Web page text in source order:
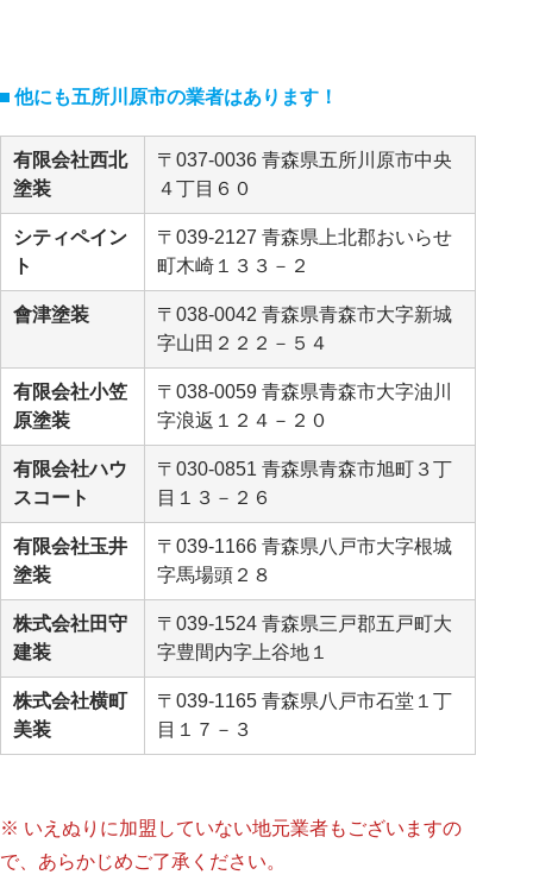
他にも五所川原市の業者はあります！
有限会社西北
塗装
〒037-0036 青森県五所川原市中央
４丁目６０
シティペイン
ト
〒039-2127 青森県上北郡おいらせ
町木崎１３３－２
會津塗装
〒038-0042 青森県青森市大字新城
字山田２２２－５４
有限会社小笠
原塗装
〒038-0059 青森県青森市大字油川
字浪返１２４－２０
有限会社ハウ
スコート
〒030-0851 青森県青森市旭町３丁
目１３－２６
有限会社玉井
塗装
〒039-1166 青森県八戸市大字根城
字馬場頭２８
株式会社田守
建装
〒039-1524 青森県三戸郡五戸町大
字豊間内字上谷地１
株式会社横町
美装
〒039-1165 青森県八戸市石堂１丁
目１７－３
※ いえぬりに加盟していない地元業者もございますの
で、あらかじめご了承ください。